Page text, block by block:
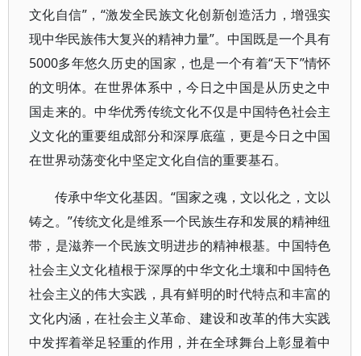
文化自信”，“激发全民族文化创新创造活力，增强实
现中华民族伟大复兴的精神力量”。中国既是一个具有
5000多年悠久历史的国家，也是一个有着“天下”情怀
的文明体。在世界体系中，今日之中国是从历史之中
国走来的。中华优秀传统文化不仅是中国特色社会主
义文化的重要组成部分和深厚底蕴，更是今日之中国
在世界动荡变化中坚定文化自信的重要基石。
传承中华文化基因。“国家之魂，文以化之，文以
铸之。”传统文化是维系一个民族生存和发展的精神纽
带，是滋养一个民族文明进步的精神根基。中国特色
社会主义文化植根于深厚的中华文化土壤和中国特色
社会主义的伟大实践，具有鲜明的时代特点和丰富的
文化内涵，在社会主义革命、建设和改革的伟大实践
中发挥着举足轻重的作用，并在全球舞台上彰显着中